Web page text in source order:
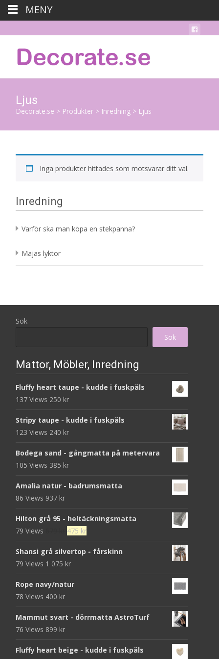
Ljus
Decorate.se > Produkter > Inredning > Ljus
Inga produkter hittades som motsvarar ditt val.
Inredning
Varför ska man köpa en stekpanna?
Majas lyktor
Sök
Sök
Mattor, Möbler, Inredning
Fluffy heart taupe - kudde i fuskpäls
137 Views 250 kr
Stripy taupe - kudde i fuskpäls
123 Views 240 kr
Bodega sand - gångmatta på metervara
105 Views 385 kr
Amalia natur - badrumsmatta
86 Views 937 kr
Hilton grå 95 - heltäckningsmatta
79 Views
Det
priset
var:
475 krDet
priset
Shansi grå silvertop - fårskinn
79 Views 1 075 kr
Rope navy/natur
78 Views 400 kr
Mammut svart - dörrmatta AstroTurf
76 Views 899 kr
Fluffy heart beige - kudde i fuskpäls
MENY